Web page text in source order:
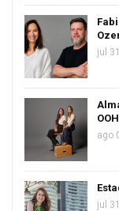
jul 31
OOH
ago
jul 31